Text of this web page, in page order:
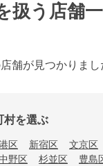
扱う店舗
舗が見つかりまし
村を選ぶ
区 新宿区 文京区
野区
杉並区 豊島